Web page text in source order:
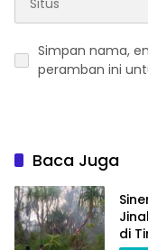
Simpan nama,
peramban ini
Baca Juga
di